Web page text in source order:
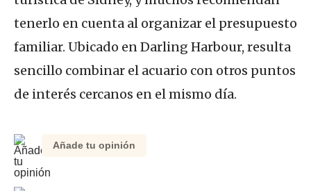
tenerlo en cuenta al organizar el presupuesto
familiar. Ubicado en Darling Harbour, resulta
sencillo combinar el acuario con otros puntos
de interés cercanos en el mismo día.
Añade tu opinión